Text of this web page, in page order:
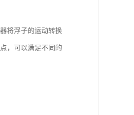
将浮子的运动转换
，可以满足不同的